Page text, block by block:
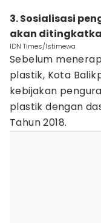
3. Sosialisasi
akan
IDN Times/Istimewa
Sebelum
plastik, Kota
kebijakan
plastik dengan
Tahun 2018.